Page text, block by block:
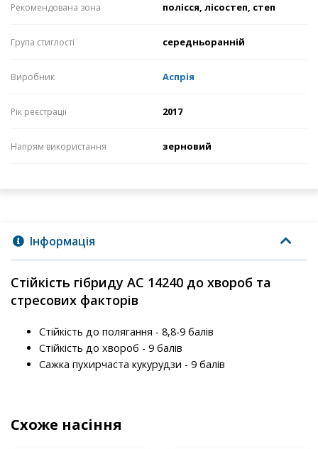
Рекомендована зона полісся, лісостеп, степ
Група стиглості середньоранній
Виробник Аспрія
Рік реєстрації 2017
Напрям використання зерновий
Інформація
Стійкість гібриду АС 14240 до хвороб та
стресових факторів
Стійкість до полягання - 8,8-9 балів
Стійкість до хвороб - 9 балів
Сажка пухирчаста кукурудзи - 9 балів
Схоже насіння